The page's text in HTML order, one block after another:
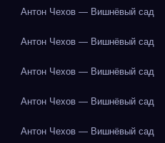
Антон Чехов — Вишнёвый сад
Антон Чехов — Вишнёвый сад
Антон Чехов — Вишнёвый сад
Антон Чехов — Вишнёвый сад
Антон Чехов — Вишнёвый сад